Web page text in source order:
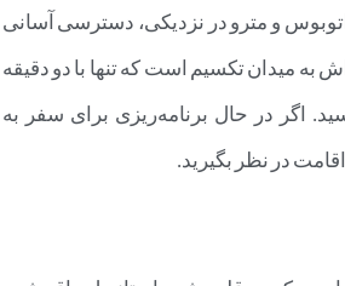
و مترو در نزدیکی، دسترسی آسانی
به میدان تکسیم است که تنها با دو دقیقه
اگر در حال برنامه‌ریزی برای سفر به
اقامت در نظر بگیرید.